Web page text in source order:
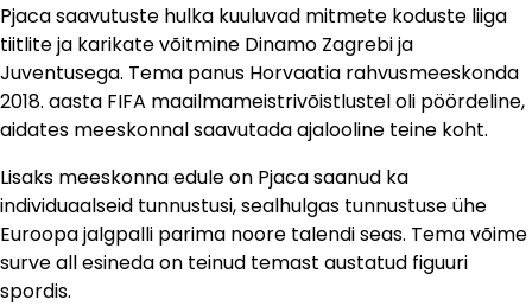
Pjaca saavutuste hulka kuuluvad mitmete koduste liiga
tiitlite ja karikate võitmine Dinamo Zagrebi ja
Juventusega. Tema panus Horvaatia rahvusmeeskonda
2018. aasta FIFA maailmameistrivõistlustel oli pöördeline,
aidates meeskonnal saavutada ajalooline teine koht.
Lisaks meeskonna edule on Pjaca saanud ka
individuaalseid tunnustusi, sealhulgas tunnustuse ühe
Euroopa jalgpalli parima noore talendi seas. Tema võime
surve all esineda on teinud temast austatud figuuri
spordis.